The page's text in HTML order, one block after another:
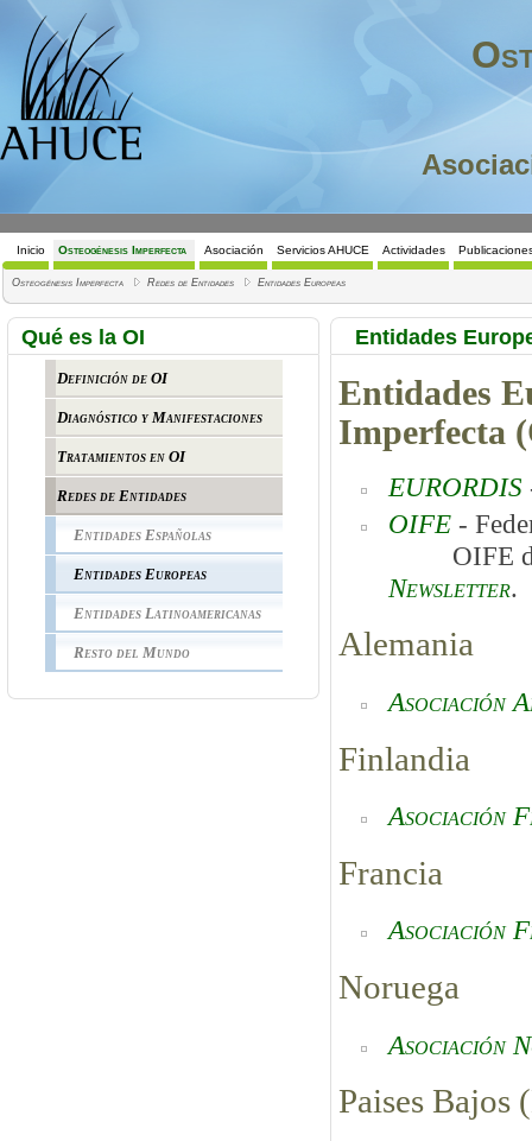
Inicio Osteogénesis Imperfecta Asociación Servicios AHUCE Actividades
Osteogénesis Imperfecta Redes de Entidades Entidades Europeas
Qué es la OI
Definición de OI
Diagnóstico y Manifestaciones
Tratamientos en OI
Redes de Entidades
Entidades Españolas
Entidades Europeas
Entidades Latinoamericanas
Resto del Mundo
Entidades
Entidades
Imperfecta
EURORDIS
OIFE -
OIFE
Newsletter.
Alemania
Asociación
Finlandia
Asociación
Francia
Asociación
Noruega
Asociación
Paises Bajos